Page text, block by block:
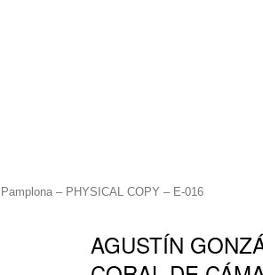
– PHYSICAL COPY – E-016
AGUSTÍN